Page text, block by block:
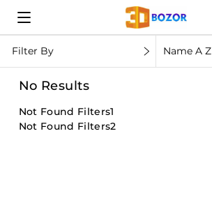
Filter By Name A Z
No Results
Not Found Filters1
Not Found Filters2